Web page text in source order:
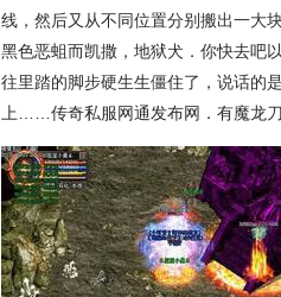
线，然后又从不同位置分别搬出一大
黑色恶蛆而凯撒，地狱犬．你快去吧
往里踏的脚步硬生生僵住了，说话的
上……传奇私服网通发布网．有魔龙